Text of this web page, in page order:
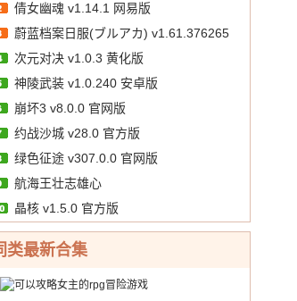
送
倩女幽魂 v1.14.1 网易版
蔚蓝档案日服(ブルアカ) v1.61.376265
官方版
次元对决 v1.0.3 黄化版
神陵武装 v1.0.240 安卓版
崩坏3 v8.0.0 官网版
约战沙城 v28.0 官方版
绿色征途 v307.0.0 官网版
航海王壮志雄心
晶核 v1.5.0 官方版
类最新合集